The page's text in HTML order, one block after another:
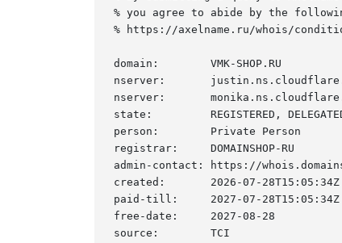
% you agree to abide by the
% https://axelname.ru/whois/
domain:        VMK-SHOP.RU
nserver:
nserver:
state:         REGISTERED,
person:        Private Person
registrar:     DOMAINSHOP-RU
admin-contact: https://
created:       2026-07-28T15:05:34Z
paid-till:     2027-07-28T15:05:34Z
free-date:     2027-08-28
source:        TCI